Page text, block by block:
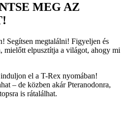
MEG AZ
Segítsen megtalálni! Figyeljen és
mielőtt elpusztítja a világot, ahogy mi
el a T-Rex nyomában!
– de közben akár Pteranodonra,
is rátalálhat.